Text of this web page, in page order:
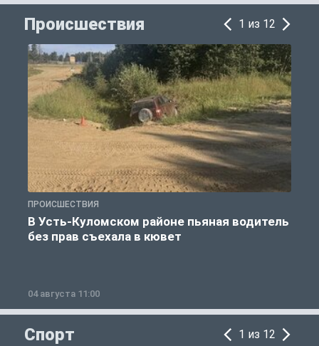
Происшествия 1 из 12
ПРОИСШЕСТВИЯ
В Усть-Куломском районе пьяная водитель
без прав съехала в кювет
04 августа 11:00
Спорт 1 из 12